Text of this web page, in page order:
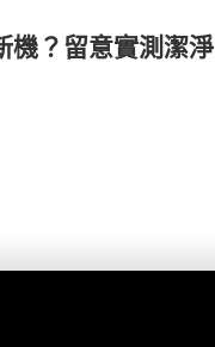
機？留意實測潔淨